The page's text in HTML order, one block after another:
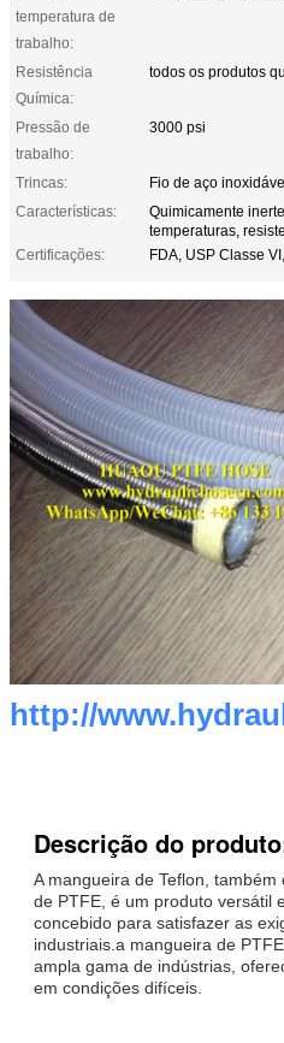
temperatura de
trabalho:
Resistência
Química:
todos os produtos
Pressão de
trabalho:
3000 psi
Trincas:
Fio de aço
Características:
Quimicamente
temperaturas,
Certificações:
FDA, USP Classe
http://
Descrição do
A mangueira de Teflon,
de PTFE, é um produto versátil
concebido para satisfazer as
industriais.a mangueira de
ampla gama de indústrias,
em condições difíceis.